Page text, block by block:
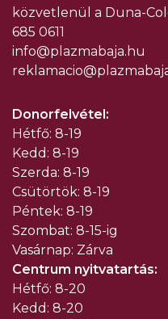
közvetlenül a Duna-
685 0611
info@plazmabaja.hu
Donorfelvétel:
Hétfő: 8-19
Kedd: 8-19
Szerda: 8-19
Csütörtök: 8-19
Péntek: 8-19
Szombat: 8-15-ig
Vasárnap: Zárva
Centrum nyitvatartás:
Hétfő: 8-20
Kedd: 8-20